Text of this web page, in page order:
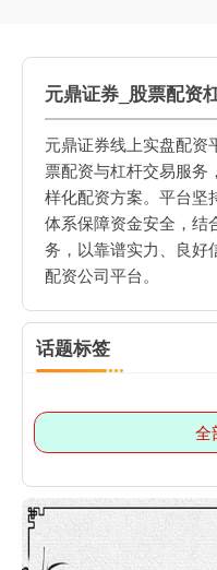
元鼎证券_股票配资
元鼎证券线上实盘配资
票配资与杠杆交易服务
样化配资方案。平台坚
体系保障资金安全，结
务，以靠谱实力、良好
配资公司平台。
话题标签
全